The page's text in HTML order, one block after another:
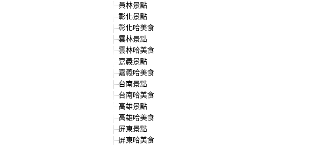
員林景點
彰化景點
彰化哈美食
雲林景點
雲林哈美食
嘉義景點
嘉義哈美食
台南景點
台南哈美食
高雄景點
高雄哈美食
屏東景點
屏東哈美食